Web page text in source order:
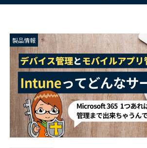
製品情報